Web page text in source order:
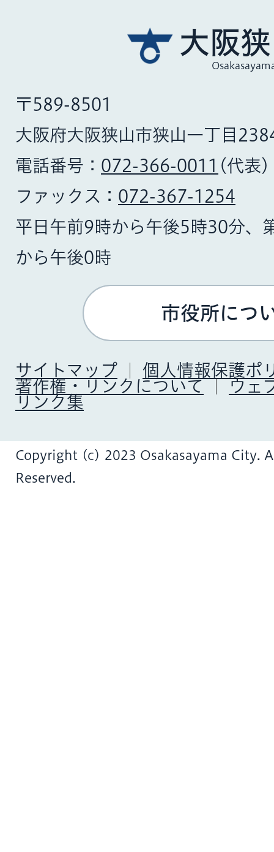
大阪
〒589-8501
大阪府大阪狭山市狭山一丁目
電話番号： 072-366-0011 (代表)
ファックス： 072-367-1254
平日午前9時から午後5時30分、
から午後0時
市役所につ
サイトマップ
個人情報保護ポ
著作権・リンクについて
ウェ
リンク集
Copyright (c) 2023 Osakasayama City.
Reserved.